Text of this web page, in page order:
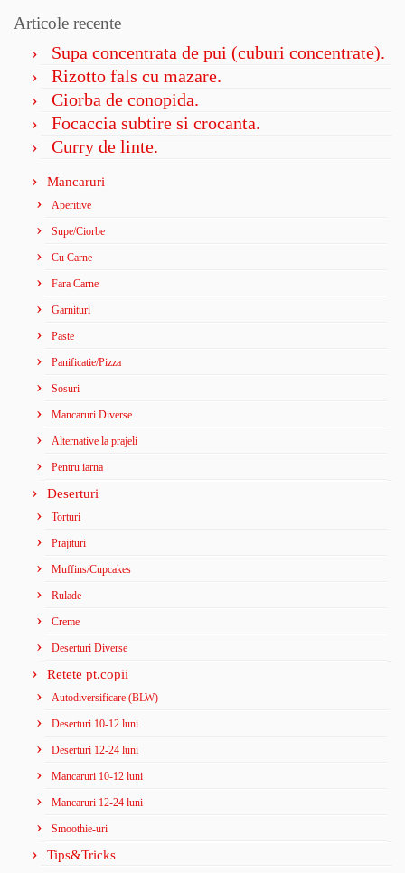
Articole recente
Supa concentrata de pui (cuburi concentrate).
Rizotto fals cu mazare.
Ciorba de conopida.
Focaccia subtire si crocanta.
Curry de linte.
Mancaruri
Aperitive
Supe/Ciorbe
Cu Carne
Fara Carne
Garnituri
Paste
Panificatie/Pizza
Sosuri
Mancaruri Diverse
Alternative la prajeli
Pentru iarna
Deserturi
Torturi
Prajituri
Muffins/Cupcakes
Rulade
Creme
Deserturi Diverse
Retete pt.copii
Autodiversificare (BLW)
Deserturi 10-12 luni
Deserturi 12-24 luni
Mancaruri 10-12 luni
Mancaruri 12-24 luni
Smoothie-uri
Tips&Tricks